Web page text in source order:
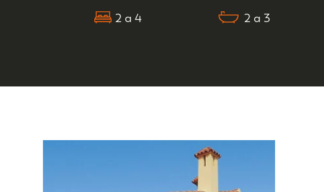
2 a 4 2 a 3